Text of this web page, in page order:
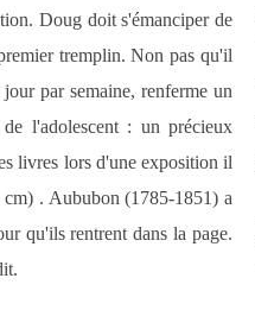
Doug doit s'émanciper de
tremplin. Non pas qu'il
par semaine, renferme un
l'adolescent : un précieux
livres lors d'une exposition il
cm) . Aububon (1785-1851) a
qu'ils rentrent dans la page.